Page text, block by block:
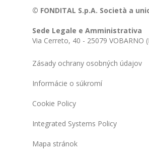
© FONDITAL S.p.A. Società a
Sede Legale e Amministrativa
Via Cerreto, 40 - 25079 VOBARNO
Zásady ochrany osobných údajov
Informácie o súkromí
Cookie Policy
Integrated Systems Policy
Mapa stránok